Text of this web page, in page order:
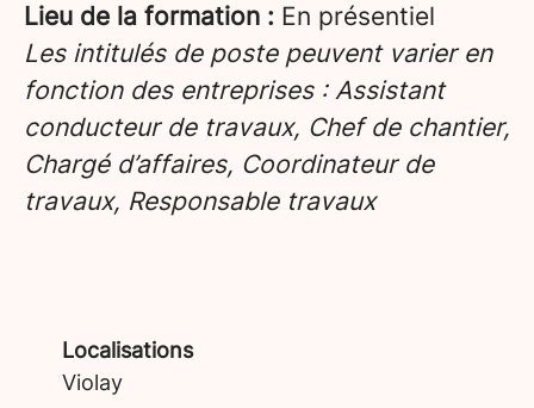
Lieu de la formation : En présentiel
Les intitulés de poste peuvent varier en
fonction des entreprises : Assistant
conducteur de travaux, Chef de chantier,
Chargé d’affaires, Coordinateur de
travaux, Responsable travaux
Localisations
Violay